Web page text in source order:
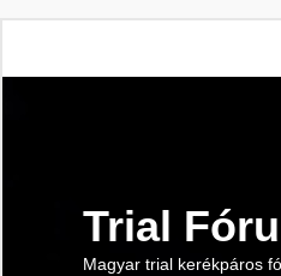
Trial
Magyar trial kerékpáros